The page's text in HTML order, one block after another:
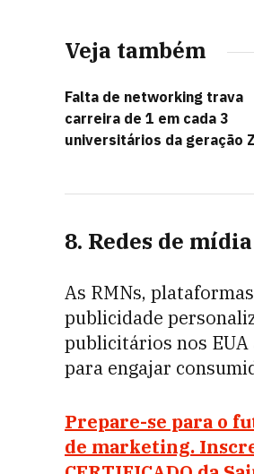
Veja também
Falta de networking trava
carreira de 1 em cada 3
universitários da geração Z
8. Redes de
As RMNs,
publicidade
publicitários nos
para engajar
Prepare-se para o
de marketing.